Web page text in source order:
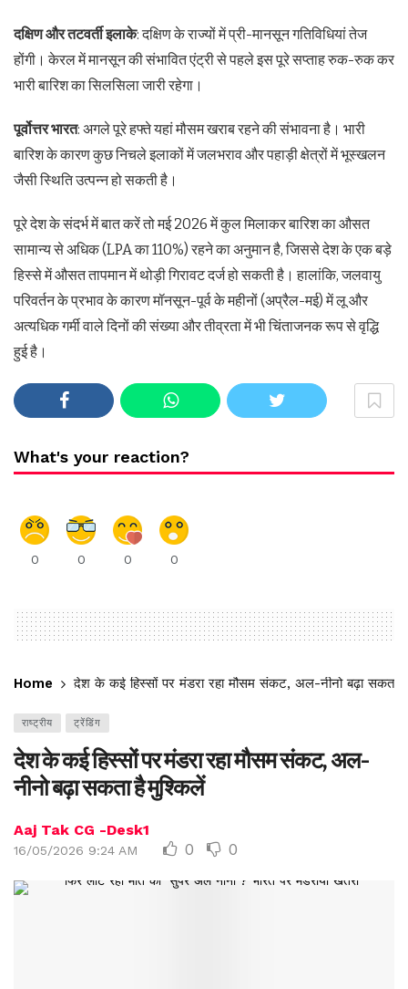
दक्षिण और तटवर्ती इलाके: दक्षिण के राज्यों में प्री-मानसून गतिविधियां तेज
होंगी। केरल में मानसून की संभावित एंट्री से पहले इस पूरे सप्ताह रुक-रुक कर
भारी बारिश का सिलसिला जारी रहेगा।
पूर्वोत्तर भारत: अगले पूरे हफ्ते यहां मौसम खराब रहने की संभावना है। भारी
बारिश के कारण कुछ निचले इलाकों में जलभराव और पहाड़ी क्षेत्रों में भूस्खलन
जैसी स्थिति उत्पन्न हो सकती है।
पूरे देश के संदर्भ में बात करें तो मई 2026 में कुल मिलाकर बारिश का औसत
सामान्य से अधिक (LPA का 110%) रहने का अनुमान है, जिससे देश के एक बड़े
हिस्से में औसत तापमान में थोड़ी गिरावट दर्ज हो सकती है। हालांकि, जलवायु
परिवर्तन के प्रभाव के कारण मॉनसून-पूर्व के महीनों (अप्रैल-मई) में लू और
अत्यधिक गर्मी वाले दिनों की संख्या और तीव्रता में भी चिंताजनक रूप से वृद्धि
हुई है।
What's your reaction?
0 0 0 0
Home देश के कई हिस्सों पर मंडरा रहा मौसम संकट, अल-नीनो बढ़ा सकता
राष्ट्रीय ट्रेंडिंग
देश के कई हिस्सों पर मंडरा रहा मौसम संकट, अल-
नीनो बढ़ा सकता है मुश्किलें
Aaj Tak CG -Desk1
16/05/2026 9:24 AM 0 0